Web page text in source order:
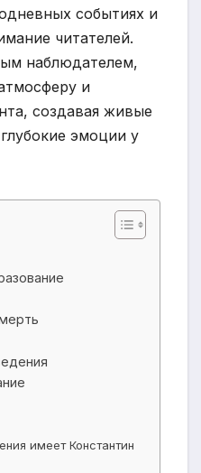
событиях и
читателей.
наблюдателем,
и
создавая живые
эмоции у
имеет Константин